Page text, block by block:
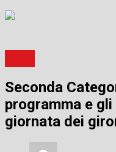
Seconda
programma e
giornata dei